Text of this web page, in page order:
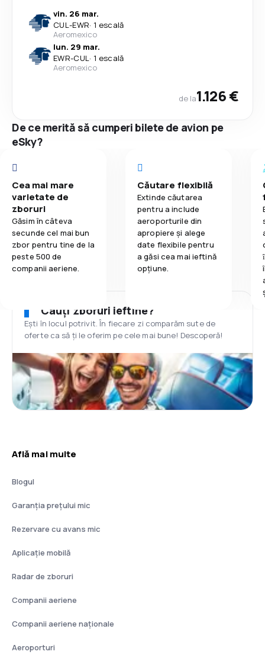
vin. 26 mar.
CUL-EWR· 1 escală
Aeromexico
lun. 29 mar.
EWR-CUL· 1 escală
Aeromexico
de la1.126 €
De ce merită să cumperi bilete de avion pe
eSky?
Cea mai mare
varietate de
zboruri
Găsim în câteva
secunde cel mai bun
zbor pentru tine de la
peste 500 de
companii aeriene.
Căutare flexibilă
Extinde căutarea
pentru a include
aeroporturile din
apropiere și alege
date flexibile pentru
a găsi cea mai ieftină
opțiune.
Cauți zboruri ieftine?
Ești în locul potrivit. În fiecare zi comparăm sute de
oferte ca să ți le oferim pe cele mai bune! Descoperă!
Află mai multe
Blogul
Garanția prețului mic
Rezervare cu avans mic
Aplicație mobilă
Radar de zboruri
Companii aeriene
Companii aeriene naţionale
Aeroporturi